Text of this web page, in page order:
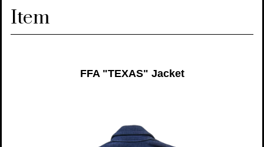
Item
FFA "TEXAS" Jacket